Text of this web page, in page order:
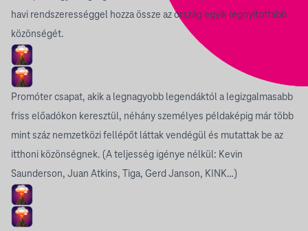
havi rendszerességgel hozza össze az ország egyik legnyitottabb
közönségét.
Promóter csapat, akik a legnagyobb legendáktól a legizgalmasabb
friss előadókon keresztül, néhány személyes példaképig már több
mint száz nemzetközi fellépőt láttak vendégül és mutattak be az
itthoni közönségnek. (A teljesség igénye nélkül: Kevin
Saunderson, Juan Atkins, Tiga, Gerd Janson, KINK…)